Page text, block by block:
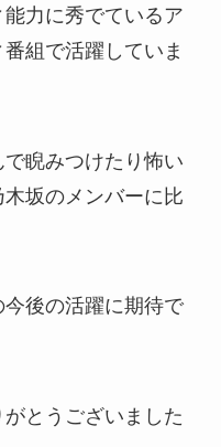
力に秀でているア
組で活躍していま
睨みつけたり怖い
坂のメンバーに比
後の活躍に期待で
とうございました